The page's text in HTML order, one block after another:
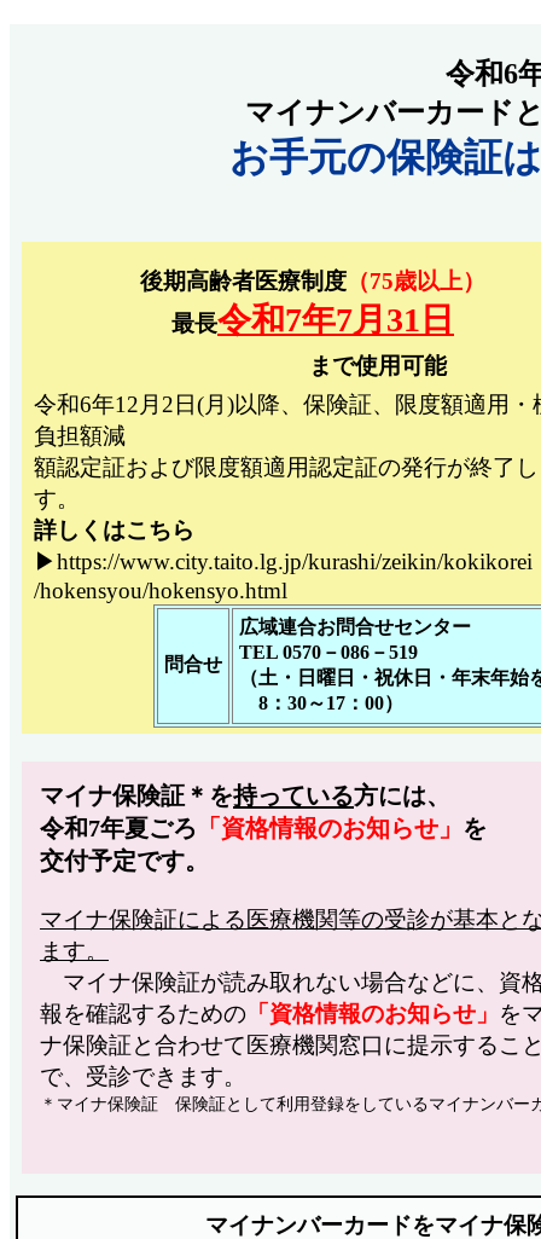
令和6
マイナンバーカード
お手元の保険証
後期高齢者医療制度 （75歳以上）
最長令和7年7月31日
まで使用可能
令和6年12月2日(月)以降、保険証、限度額適用・
負担額減
額認定証および限度額適用認定証の発行が終了
す。
詳しくはこちら
▶https://www.city.taito.lg.jp/kurashi/zeikin/kokikorei
/hokensyou/hokensyo.html
問合せ
広域連合お問合せセンター
TEL 0570－086－519
（土・日曜日・祝休日・年末年始
8：30～17：00）
マイナ保険証＊を持っている方には、
令和7年夏ごろ 「資格情報のお知らせ」 を
交付予定です。
マイナ保険証による医療機関等の受診が基本と
ます。
マイナ保険証が読み取れない場合などに、資
報を確認するための 「資格情報のお知らせ」 を
ナ保険証と合わせて医療機関窓口に提示するこ
で、受診できます。
＊マイナ保険証 保険証として利用登録をしているマイナンバー
マイナンバーカードをマイナ保